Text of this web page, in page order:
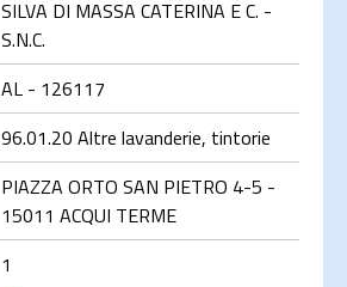
SILVA DI MASSA CATERINA E C. -
S.N.C.
AL - 126117
96.01.20 Altre lavanderie, tintorie
PIAZZA ORTO SAN PIETRO 4-5 -
15011 ACQUI TERME
1